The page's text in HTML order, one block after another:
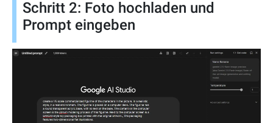
Schritt 2: Foto hochladen und
Prompt eingeben